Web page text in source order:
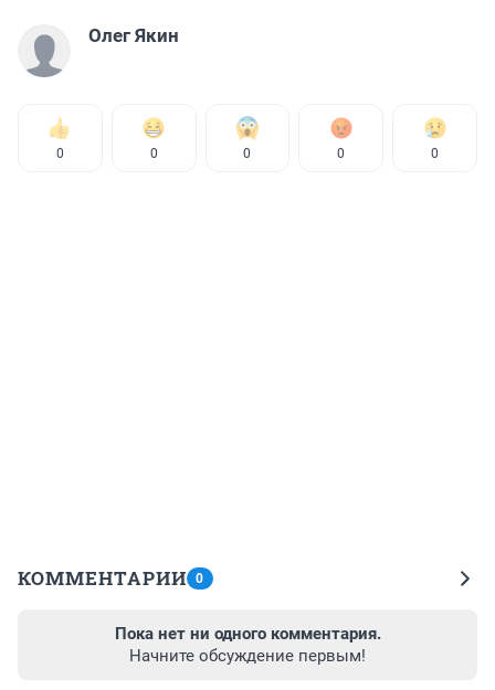
Олег Якин
0 0 0 0 0
КОММЕНТАРИИ 0
Пока нет ни одного комментария.
Начните обсуждение первым!